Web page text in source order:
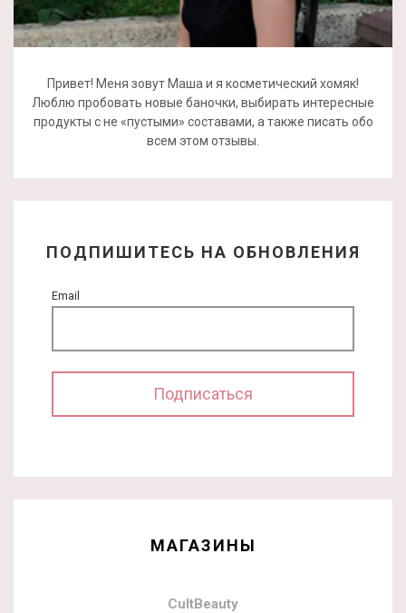
Привет! Меня зовут Маша и я косметический хомяк!
Люблю пробовать новые баночки, выбирать интересные
продукты с не «пустыми» составами, а также писать обо
всем этом отзывы.
ПОДПИШИТЕСЬ НА ОБНОВЛЕНИЯ
Email
МАГАЗИНЫ
CultBeauty